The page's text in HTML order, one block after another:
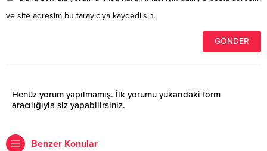
ve site adresim bu tarayıcıya kaydedilsin.
Henüz yorum yapılmamış. İlk yorumu yukarıdaki form
aracılığıyla siz yapabilirsiniz.
Benzer Konular